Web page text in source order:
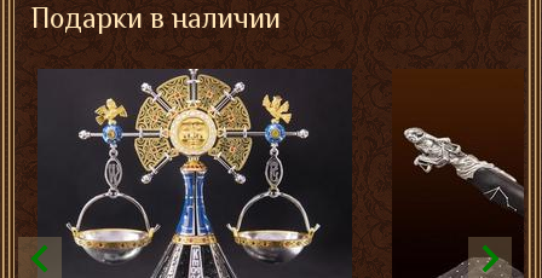
Подарки в наличии